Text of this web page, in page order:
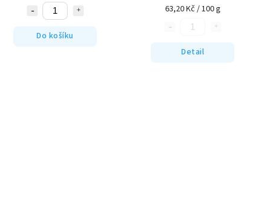
Do košíku
63,20 Kč / 100 g
Detail